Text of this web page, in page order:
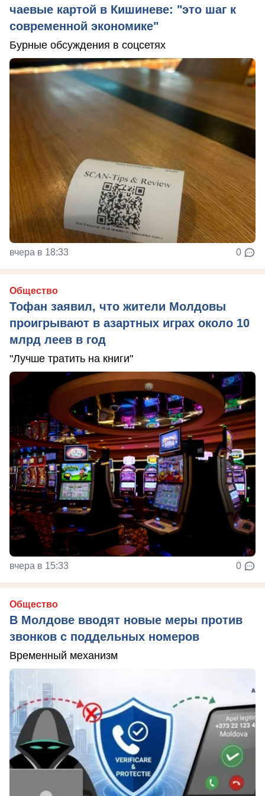
чаевые картой в Кишиневе: "это шаг к
современной экономике"
Бурные обсуждения в соцсетях
вчера в 18:33 0
Общество
Тофан заявил, что жители Молдовы
проигрывают в азартных играх около 10
млрд леев в год
"Лучше тратить на книги"
вчера в 15:33 0
Общество
В Молдове вводят новые меры против
звонков с поддельных номеров
Временный механизм